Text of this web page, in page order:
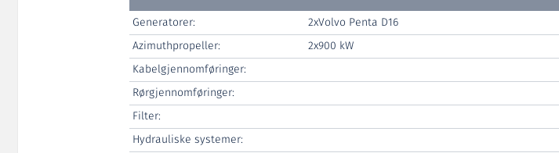
Generatorer:
2xVolvo Penta D16
Azimuthpropeller:
2x900 kW
Kabelgjennomføringer:
Rørgjennomføringer:
Filter:
Hydrauliske systemer: